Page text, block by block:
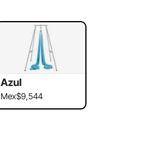
Azul
Mex$9,544